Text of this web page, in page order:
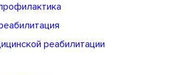
реабилитации